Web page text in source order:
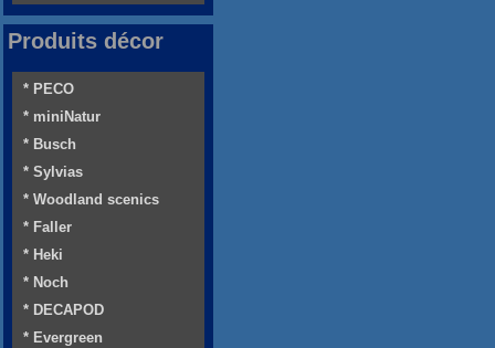
Produits décor
* PECO
* miniNatur
* Busch
* Sylvias
* Woodland scenics
* Faller
* Heki
* Noch
* DECAPOD
* Evergreen